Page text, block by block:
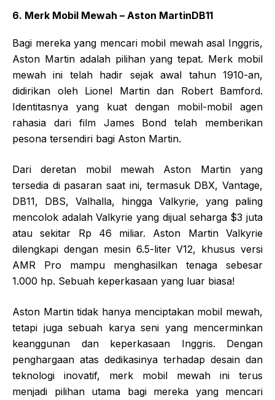
6. Merk Mobil Mewah – Aston MartinDB11
Bagi mereka yang mencari mobil mewah asal Inggris,
Aston Martin adalah pilihan yang tepat. Merk mobil
mewah ini telah hadir sejak awal tahun 1910-an,
didirikan oleh Lionel Martin dan Robert Bamford.
Identitasnya yang kuat dengan mobil-mobil agen
rahasia dari film James Bond telah memberikan
pesona tersendiri bagi Aston Martin.
Dari deretan mobil mewah Aston Martin yang
tersedia di pasaran saat ini, termasuk DBX, Vantage,
DB11, DBS, Valhalla, hingga Valkyrie, yang paling
mencolok adalah Valkyrie yang dijual seharga $3 juta
atau sekitar Rp 46 miliar. Aston Martin Valkyrie
dilengkapi dengan mesin 6.5-liter V12, khusus versi
AMR Pro mampu menghasilkan tenaga sebesar
1.000 hp. Sebuah keperkasaan yang luar biasa!
Aston Martin tidak hanya menciptakan mobil mewah,
tetapi juga sebuah karya seni yang mencerminkan
keanggunan dan keperkasaan Inggris. Dengan
penghargaan atas dedikasinya terhadap desain dan
teknologi inovatif, merk mobil mewah ini terus
menjadi pilihan utama bagi mereka yang mencari